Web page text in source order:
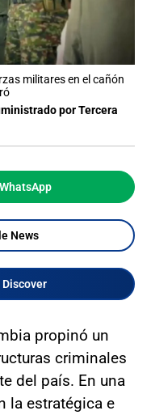
militares en el cañón
por Tercera
News
Discover
propinó un
criminales
del país. En una
la estratégica e